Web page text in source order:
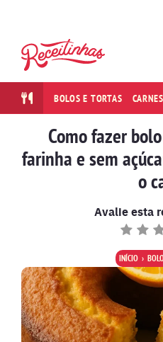
BOLOS E TORTAS CARNES
Como fazer
farinha e sem
o
Avalie esta
INÍCIO